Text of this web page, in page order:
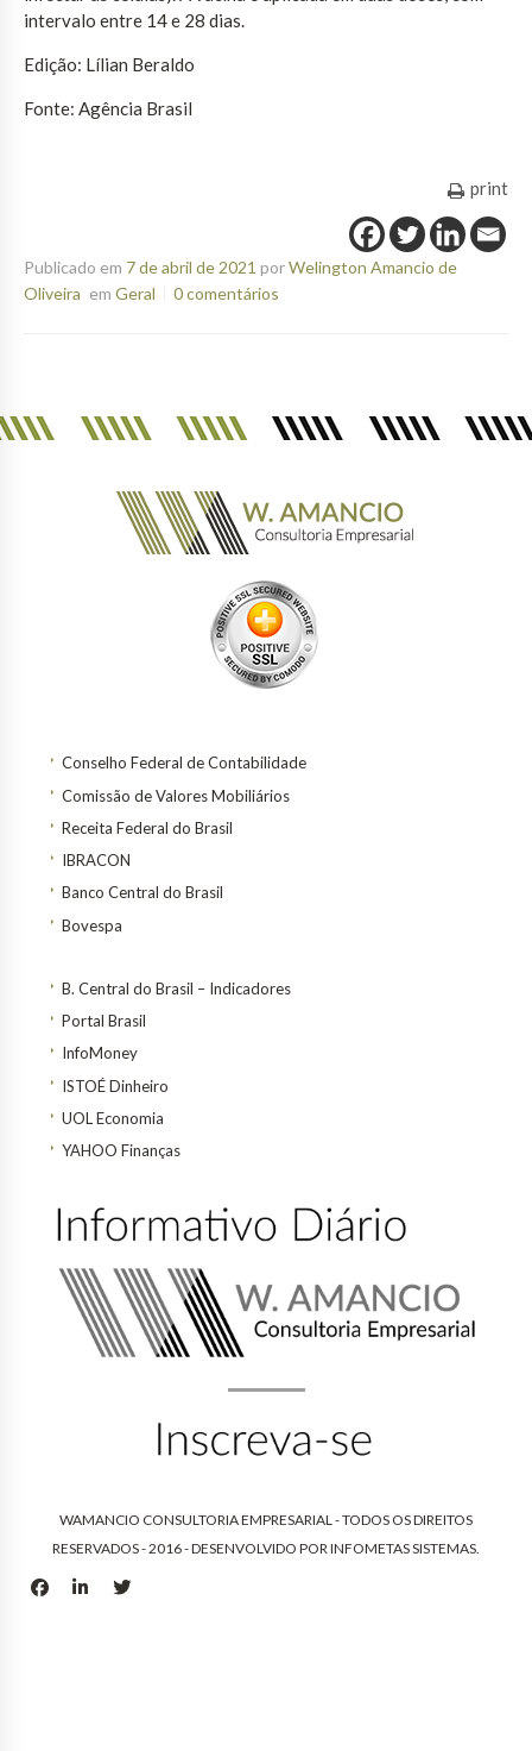
intervalo entre 14 e 28 dias.
Edição: Lílian Beraldo
Fonte: Agência Brasil
print
Publicado em 7 de abril de 2021 porWelington Amancio de
Oliveira em Geral 0 comentários
Conselho Federal de Contabilidade
Comissão de Valores Mobiliários
Receita Federal do Brasil
IBRACON
Banco Central do Brasil
Bovespa
B. Central do Brasil – Indicadores
Portal Brasil
InfoMoney
ISTOÉ Dinheiro
UOL Economia
YAHOO Finanças
WAMANCIO CONSULTORIA EMPRESARIAL - TODOS OS DIREITOS
RESERVADOS - 2016 - DESENVOLVIDO PORINFOMETAS SISTEMAS.